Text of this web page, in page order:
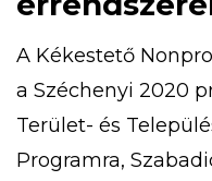
A Kékestető
a Széchenyi 2020
Terület- és
Programra,